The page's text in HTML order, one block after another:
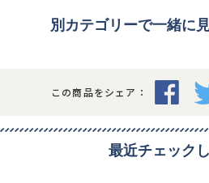
別カテゴリーで一緒に
この商品をシェア：
最近チェック